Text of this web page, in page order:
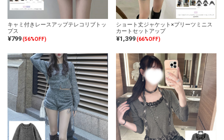
キャミ付きレースアップテレコリブトッ
プス
¥799(56%OFF)
ショート丈ジャケット×プリーツミニス
カートセットアップ
¥1,399(66%OFF)